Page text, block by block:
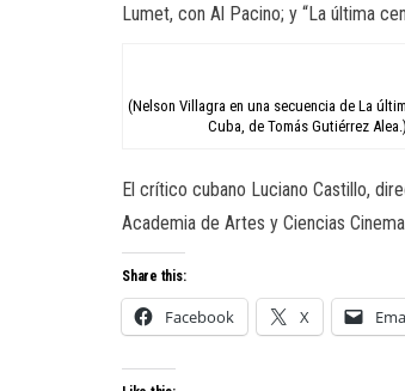
Lumet, con Al Pacino; y “La última
(Nelson Villagra en una secuencia de La
Cuba, de Tomás Gutiérrez Alea.)
El crítico cubano Luciano Castillo,
Academia de Artes y Ciencias
Share this:
Facebook X